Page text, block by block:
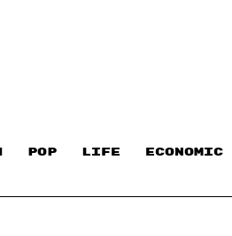
POP LIFE ECONOMIC